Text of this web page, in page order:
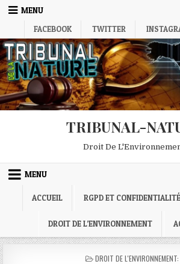
Skip
MENU
FACEBOOK
TWITTER
TRIBUNAL-
Droit De
MENU
ACCUEIL RGPD ET CONFIDENTIALITÉ
DROIT DE L’ENVIRONNEMENT
POSTED
DROIT DE L'ENVIRONNEMENT: